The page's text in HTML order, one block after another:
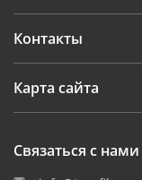
Контакты
Карта сайта
Связаться с нами